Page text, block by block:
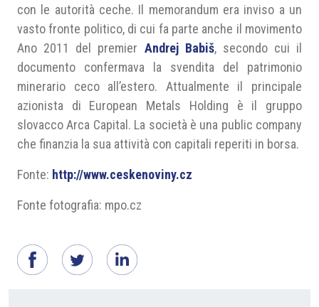
con le autorità ceche. Il memorandum era inviso a un
vasto fronte politico, di cui fa parte anche il movimento
Ano 2011 del premier Andrej Babiš, secondo cui il
documento confermava la svendita del patrimonio
minerario ceco all’estero. Attualmente il principale
azionista di European Metals Holding è il gruppo
slovacco Arca Capital. La società è una public company
che finanzia la sua attività con capitali reperiti in borsa.
Fonte: http://www.ceskenoviny.cz
Fonte fotografia: mpo.cz